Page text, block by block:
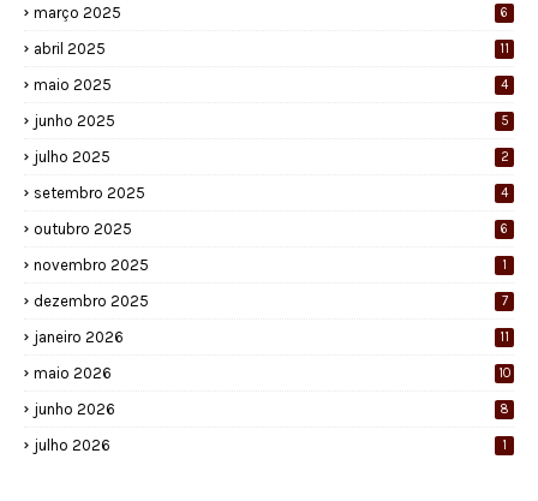
março 2025 6
abril 2025 11
maio 2025 4
junho 2025 5
julho 2025 2
setembro 2025 4
outubro 2025 6
novembro 2025 1
dezembro 2025 7
janeiro 2026 11
maio 2026 10
junho 2026 8
julho 2026 1